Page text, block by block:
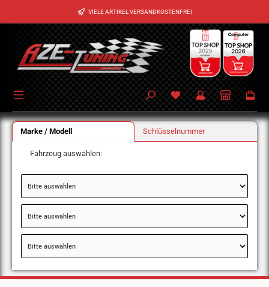
Zum Hauptinhalt springen VIELE ARTIKEL VERSANDKOSTENFREI
Marke / Modell Schlüsselnummer
Fahrzeug auswählen: